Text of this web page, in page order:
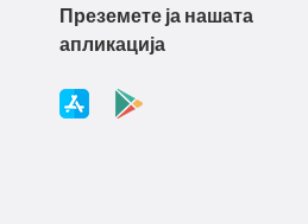
Преземете ја нашата
апликација